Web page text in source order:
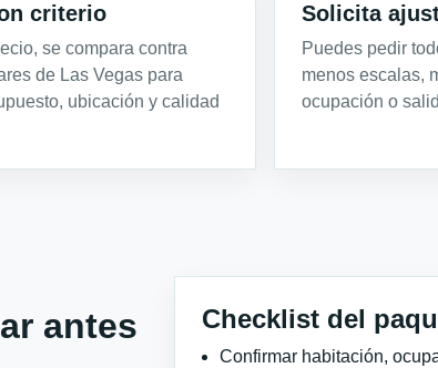
criterio
se compara contra
de Las Vegas para
ubicación y calidad
Solicita
Puedes pedir
menos escalas,
ocupación o
antes
Checklist del
Confirmar habitación,